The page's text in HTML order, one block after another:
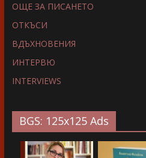
ОЩЕ ЗА ПИСАНЕТО
ОТКЪСИ
ВДЪХНОВЕНИЯ
ИНТЕРВЮ
INTERVIEWS
BGS: 125x125 Ads